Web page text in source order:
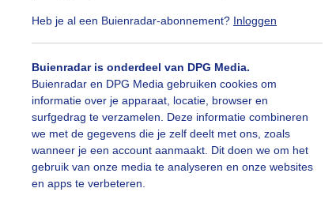
Heb je al een Buienradar-abonnement? Inloggen
Buienradar is onderdeel van DPG Media.
Buienradar en DPG Media gebruiken cookies om
informatie over je apparaat, locatie, browser en
surfgedrag te verzamelen. Deze informatie combineren
we met de gegevens die je zelf deelt met ons, zoals
wanneer je een account aanmaakt. Dit doen we om het
gebruik van onze media te analyseren en onze websites
en apps te verbeteren.
bij zonsopkomst
Klikhierom dit aan te passen